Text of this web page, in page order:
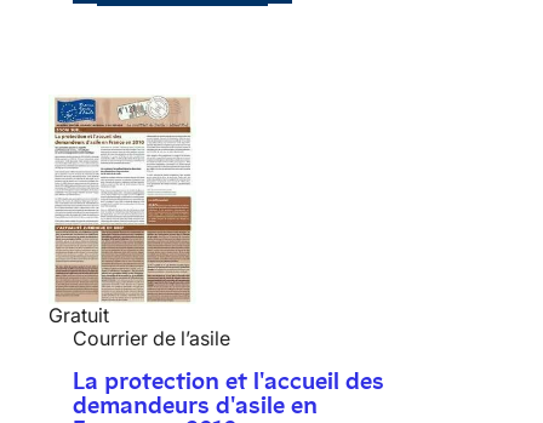
Gratuit
Courrier de l’asile
La protection et l'accueil des
demandeurs d'asile en